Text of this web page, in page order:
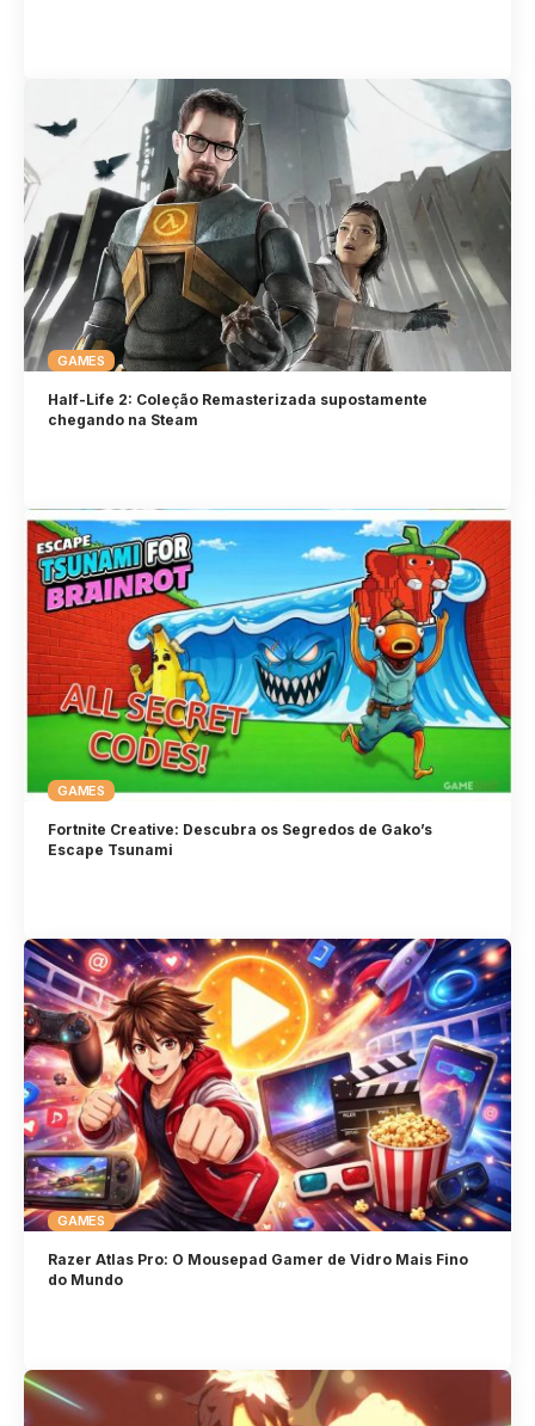
GAMES
Half-Life 2: Coleção Remasterizada supostamente
chegando na Steam
GAMES
Fortnite Creative: Descubra os Segredos de Gako’s
Escape Tsunami
GAMES
Razer Atlas Pro: O Mousepad Gamer de Vidro Mais Fino
do Mundo